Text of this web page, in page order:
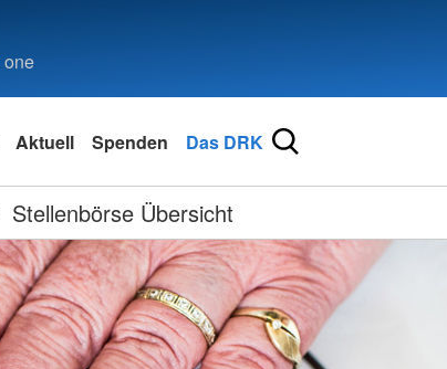
one
Aktuell Spenden Das DRK
Stellenbörse Übersicht